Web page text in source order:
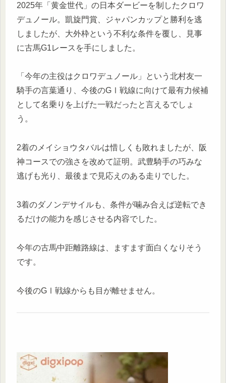
2025年「黄金世代」の日本ダービーを制したクロワ
デュノール。凱旋門賞、ジャパンカップと勝利を逃
しましたが、大外枠という不利な条件を覆し、見事
に古馬G1レースを手にしました。
「今年の主役はクロワデュノール」という北村友一
騎手の言葉通り、今後のGⅠ戦線に向けて最有力候補
として名乗りを上げた一戦だったと言えるでしょ
う。
2着のメイショウタバルは惜しくも敗れましたが、阪
神コースでの強さを改めて証明。武豊騎手の巧みな
逃げも光り、最後まで見応えのある走りでした。
3着のダノンデサイルも、条件が噛み合えば逆転でき
るだけの能力を感じさせる内容でした。
今年の古馬中距離路線は、ますます面白くなりそう
です。
今後のGⅠ戦線からも目が離せません。